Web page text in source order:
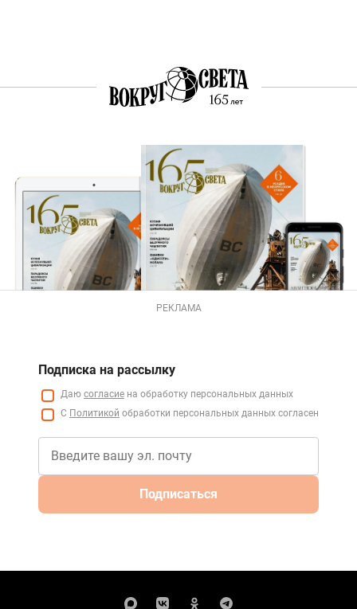
РЕКЛАМА
Подписка на рассылку
Даю согласие на обработку персональных данных
С Политикой обработки персональных данных согласен
Подписаться